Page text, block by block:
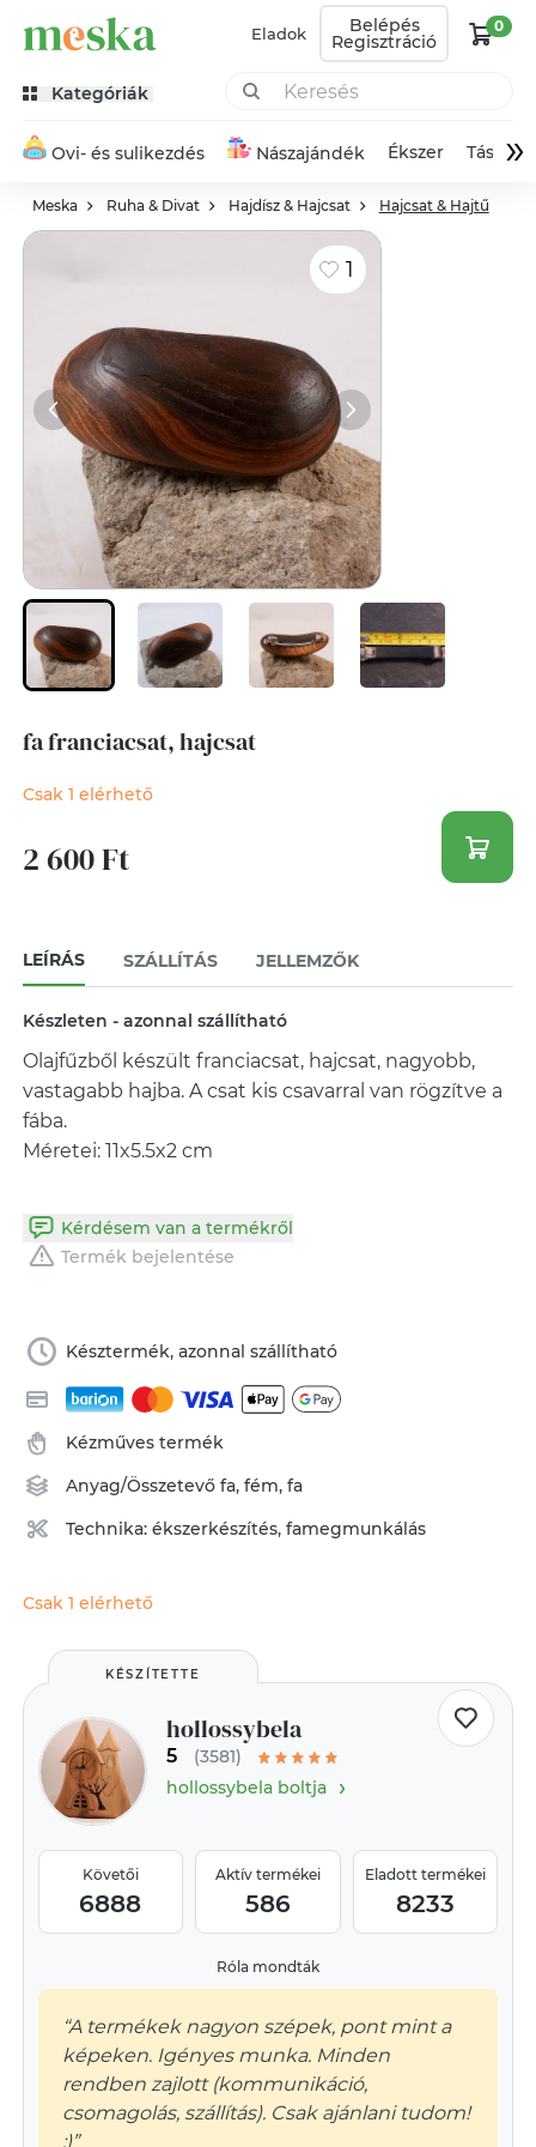
Eladok Belépés
Regisztráció
0
Kategóriák
Ovi- és sulikezdés Nászajándék Ékszer Táska»
Meska Ruha & Divat Hajdísz & Hajcsat Hajcsat & Hajtű
1
fa franciacsat, hajcsat
Csak 1 elérhető
2 600 Ft
LEÍRÁS SZÁLLÍTÁS JELLEMZŐK
Készleten - azonnal szállítható
Olajfűzből készült franciacsat, hajcsat, nagyobb,
vastagabb hajba. A csat kis csavarral van rögzítve a
fába.
Méretei: 11x5.5x2 cm
Kérdésem van a termékről
Termék bejelentése
Késztermék, azonnal szállítható
Kézműves termék
Anyag/Összetevőfa,fém,fa
Technika:ékszerkészítés,famegmunkálás
Csak 1 elérhető
KÉSZÍTETTE
hollossybela
5
(3581)
hollossybela boltja›
Követői
6888
Aktív termékei
586
Eladott termékei
8233
Róla mondták
“A termékek nagyon szépek, pont mint a
képeken. Igényes munka. Minden
rendben zajlott (kommunikáció,
csomagolás, szállítás). Csak ajánlani tudom!
:)”